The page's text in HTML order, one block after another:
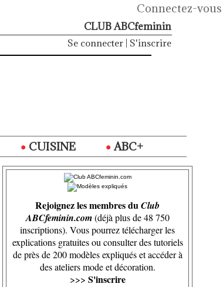
Connectez-vous
CLUB ABCfeminin
Se connecter S'inscrire
CUISINE
ABC+
Rejoignez les membres duClub
ABCfeminin.com(déjà plus de 48 750
inscriptions). Vous pourrez télécharger les
explications gratuites ou consulter des tutoriels
de près de 200 modèles expliqués et accéder à
des ateliers mode et décoration.
>>> S'inscrire